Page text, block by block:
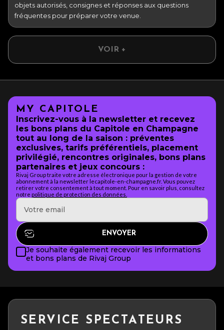
objets autorisés, consignes et réponses aux questions
fréquentes pour préparer votre venue.
VOIR +
MY CAPITOLE
Inscrivez-vous à la newsletter et recevez
les bons plans du Capitole en Champagne
tout au long de la saison : préventes
exclusives, tarifs préférentiels, placement
privilégié, rencontres originales, bons plans
partenaires et jeux concours :
Rivaj Group traite votre adresse électronique pour la gestion de votre
abonnement à la newsletter lecapitole-en-champagne.fr. Vous pouvez
retirer votre consentement à tout moment. Pour en savoir plus, consultez
notre politique de protection des données.
Je souhaite également recevoir les informations
et bons plans de Rivaj Group
SERVICE SPECTATEURS